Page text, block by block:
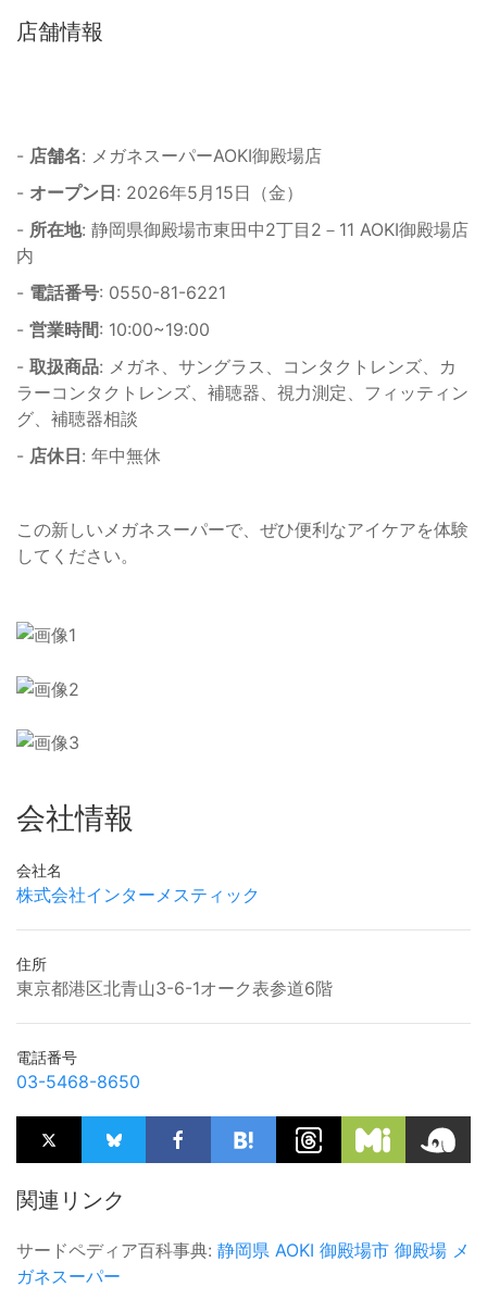
店舗情報
- 店舗名: メガネスーパーAOKI御殿場店
- オープン日: 2026年5月15日（金）
- 所在地: 静岡県御殿場市東田中2丁目2－11 AOKI御殿場店
内
- 電話番号: 0550-81-6221
- 営業時間: 10:00~19:00
- 取扱商品: メガネ、サングラス、コンタクトレンズ、カ
ラーコンタクトレンズ、補聴器、視力測定、フィッティン
グ、補聴器相談
- 店休日: 年中無休
この新しいメガネスーパーで、ぜひ便利なアイケアを体験
してください。
会社情報
会社名
株式会社インターメスティック
住所
東京都港区北青山3-6-1オーク表参道6階
電話番号
03-5468-8650
関連リンク
サードペディア百科事典: 静岡県 AOKI 御殿場市 御殿場 メ
ガネスーパー